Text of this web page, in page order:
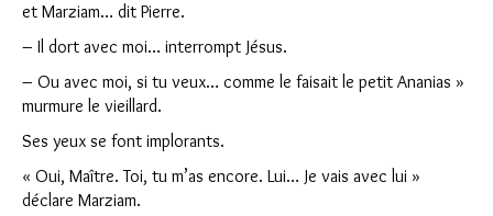
et Marziam… dit Pierre.
– Il dort avec moi… interrompt Jésus.
– Ou avec moi, si tu veux… comme le faisait le petit Ananias »
murmure le vieillard.
Ses yeux se font implorants.
« Oui, Maître. Toi, tu m’as encore. Lui… Je vais avec lui »
déclare Marziam.